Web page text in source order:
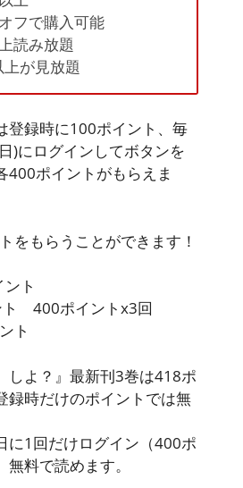
フで購入可能
読み放題
上が見放題
登録時に100ポイント、毎
)にログインしてボタンを
400ポイントがもらえま
をもらうことができます！
ト
ト 400ポイントx3回
ト
しよ？』最新刊3巻は418ポ
録時だけのポイントでは無
に1回だけログイン（400ポ
料で読めます。